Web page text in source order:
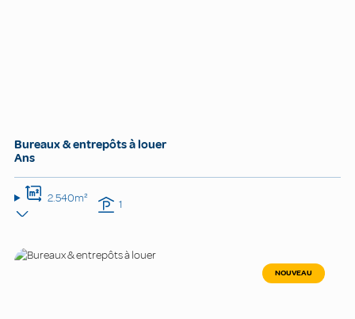
Bureaux & entrepôts à louer
Ans
2.540m² 1
NOUVEAU